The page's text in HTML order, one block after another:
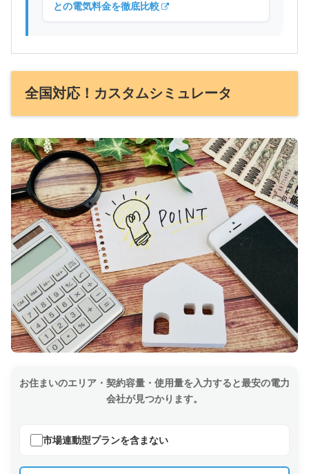
との電気料金を徹底比較
全国対応！カスタムシミュレータ
お住まいのエリア・契約容量・使用量を入力すると最安の電力
会社が見つかります。
市場連動型プランを含まない